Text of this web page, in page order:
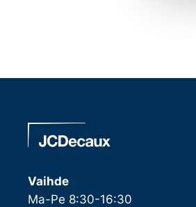
Vaihde
Ma-Pe 8:30-16:30